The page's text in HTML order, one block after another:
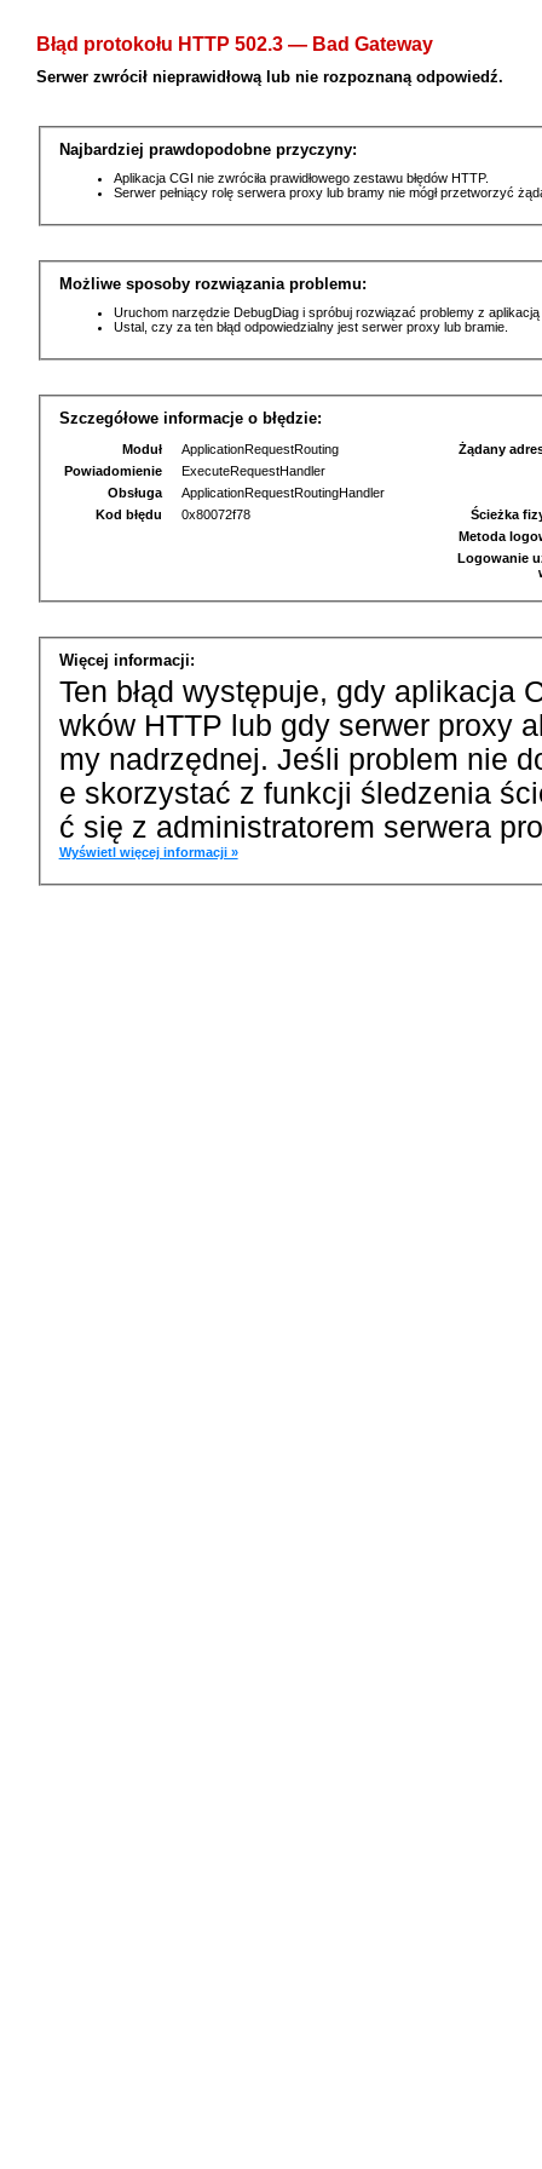
Błąd protokołu HTTP 502.3 — Bad Gateway
Serwer zwrócił nieprawidłową lub nie rozpoznaną odpowiedź.
Najbardziej prawdopodobne przyczyny:
Aplikacja CGI nie zwróciła prawidłowego zestawu błędów HTTP.
Serwer pełniący rolę serwera proxy lub bramy nie mógł przetworzyć
Możliwe sposoby rozwiązania problemu:
Uruchom narzędzie DebugDiag i spróbuj rozwiązać problemy z
Ustal, czy za ten błąd odpowiedzialny jest serwer proxy lub bramie.
Szczegółowe informacje o błędzie:
Moduł
ApplicationRequestRouting
Powiadomienie
ExecuteRequestHandler
Obsługa
ApplicationRequestRoutingHandler
Kod błędu
0x80072f78
Żądany
Ścieżka
Metoda
Logowanie
Więcej informacji:
Ten błąd występuje, gdy aplikacja
wków HTTP lub gdy serwer proxy
my nadrzędnej. Jeśli problem nie
e skorzystać z funkcji śledzenia
ć się z administratorem serwera
Wyświetl więcej informacji »